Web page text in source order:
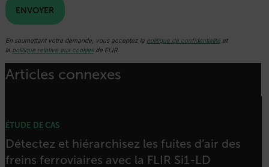
ENVOYER
En soumettant votre demande, vous acceptez la politique de confidentialitéet
la politique relative aux cookiesde FLIR.
Articles connexes
ÉTUDE DE CAS
Détectez et hiérarchisez les fuites d’air des
freins ferroviaires avec la FLIR Si1-LD
Language